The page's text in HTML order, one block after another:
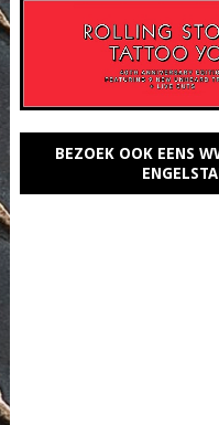
BEZOEK OOK EENS